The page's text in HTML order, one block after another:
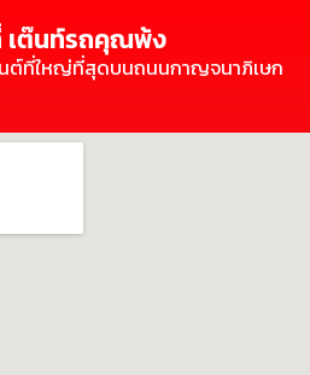
เต๊นท์รถคุณพ้ง
ต์ที่ใหญ่ที่สุดบนถนนกาญจนาภิเษก